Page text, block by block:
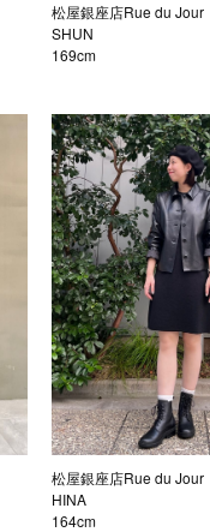
松屋銀座店Rue du Jour
SHUN
169cm
松屋銀座店Rue du Jour
HINA
164cm